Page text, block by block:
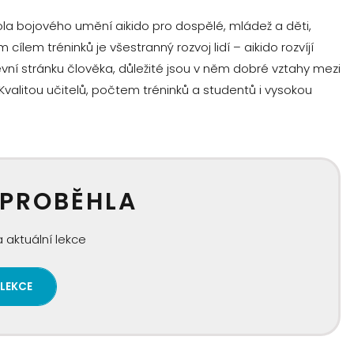
bojového umění aikido pro dospělé, mládež a děti,
cílem tréninků je všestranný rozvoj lidí – aikido rozvíjí
stránku člověka, důležité jsou v něm dobré vztahy mezi
učitelů, počtem tréninků a studentů i vysokou
aktuální lekce